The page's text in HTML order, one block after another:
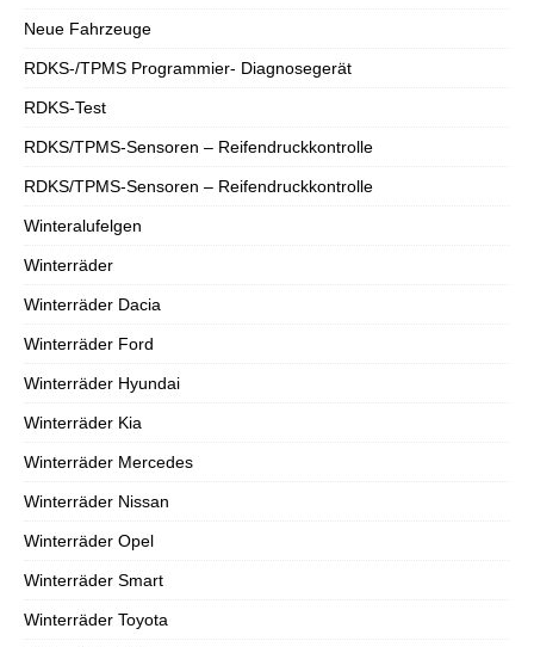
Neue Fahrzeuge
RDKS-/TPMS Programmier- Diagnosegerät
RDKS-Test
RDKS/TPMS-Sensoren – Reifendruckkontrolle
RDKS/TPMS-Sensoren – Reifendruckkontrolle
Winteralufelgen
Winterräder
Winterräder Dacia
Winterräder Ford
Winterräder Hyundai
Winterräder Kia
Winterräder Mercedes
Winterräder Nissan
Winterräder Opel
Winterräder Smart
Winterräder Toyota